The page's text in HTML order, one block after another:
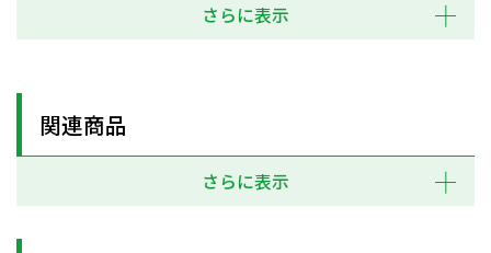
さらに表示
関連商品
さらに表示